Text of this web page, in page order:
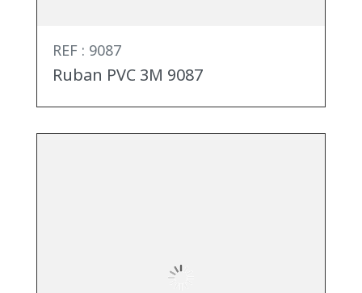
REF : 9087
Ruban PVC 3M 9087